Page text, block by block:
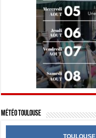
Météo Toulouse